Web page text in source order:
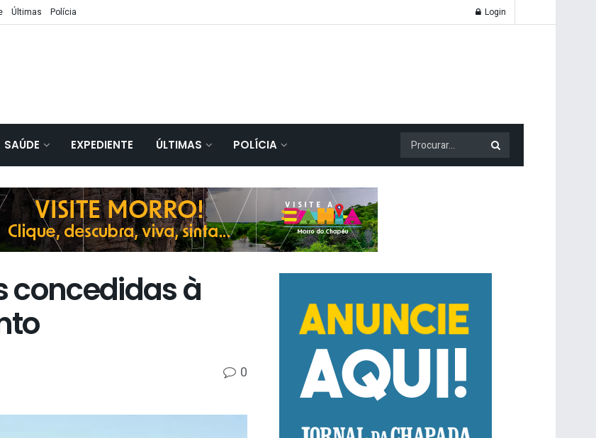
Últimas Polícia Login
SAÚDE EXPEDIENTE ÚLTIMAS POLÍCIA
concedidas à
0